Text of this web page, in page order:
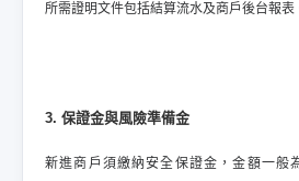
所需證明文件包括結算流水及商戶後台報表
3. 保證金與風險準備金
新進商戶須繳納安全保證金，金額一般